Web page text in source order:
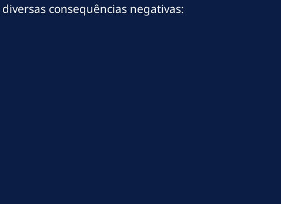
consequências negativas: